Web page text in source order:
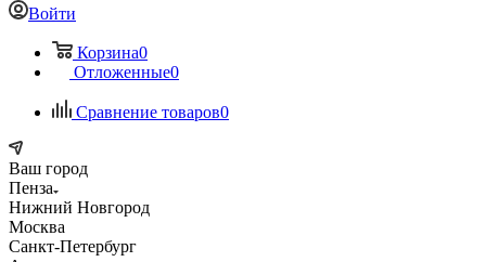
Войти
Корзина0
Отложенные0
Сравнение товаров0
Ваш город
Пенза
Нижний Новгород
Москва
Санкт-Петербург